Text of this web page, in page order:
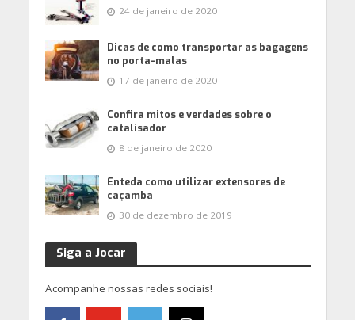
24 de janeiro de 2020
Dicas de como transportar as bagagens
no porta-malas
17 de janeiro de 2020
Confira mitos e verdades sobre o
catalisador
8 de janeiro de 2020
Enteda como utilizar extensores de
caçamba
30 de dezembro de 2019
Siga a Jocar
Acompanhe nossas redes sociais!